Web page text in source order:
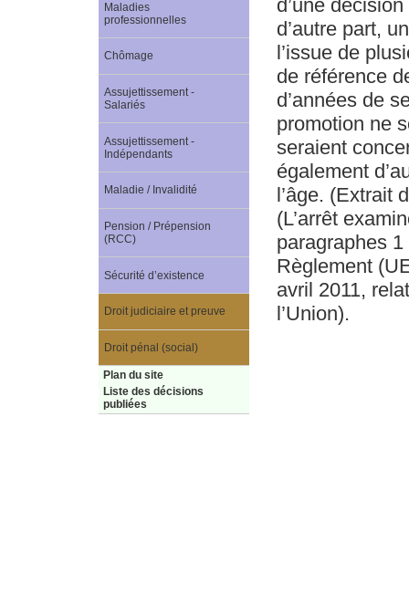
d’une
d’autre part,
l’issue de
de référence
d’années de
promotion ne
seraient
également
l’âge. (Extrait
(L’arrêt
paragraphes
Règlement
avril 2011,
l’Union).
Maladies
professionnelles
Chômage
Assujettissement -
Salariés
Assujettissement -
Indépendants
Maladie / Invalidité
Pension / Prépension
(RCC)
Sécurité d’existence
Droit judiciaire et preuve
Droit pénal (social)
Plan du site
Liste des décisions
publiées